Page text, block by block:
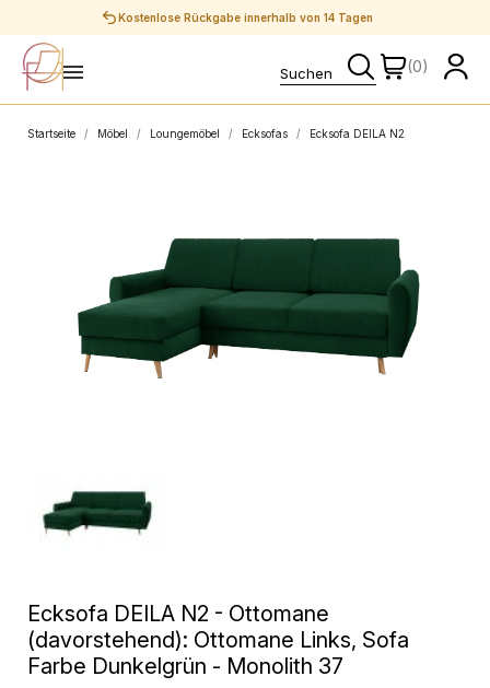
Sichere Zahlungen
(0)
Startseite Möbel Loungemöbel Ecksofas Ecksofa DEILA N2
Ecksofa DEILA N2 - Ottomane
(davorstehend): Ottomane Links, Sofa
Farbe Dunkelgrün - Monolith 37